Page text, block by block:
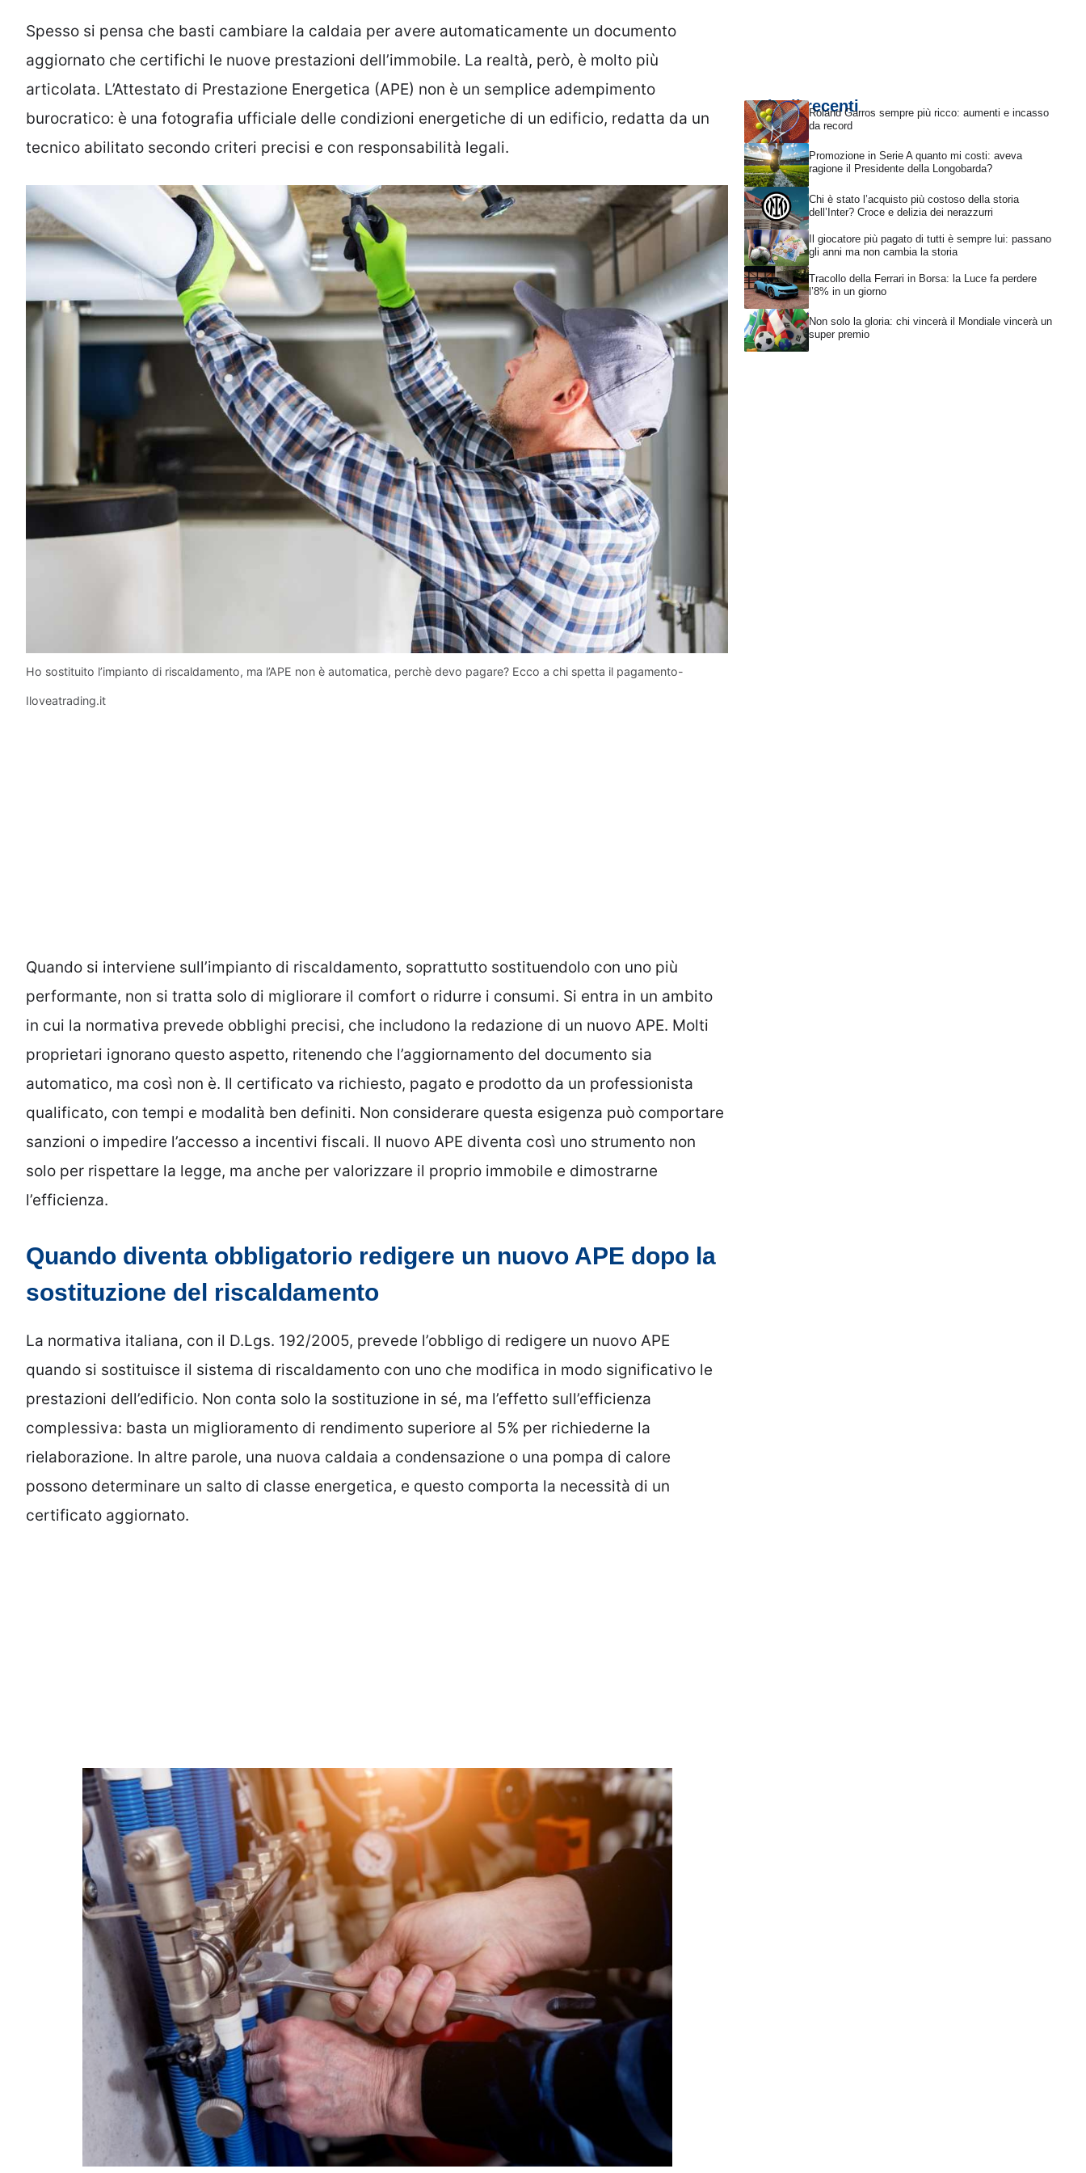
Spesso si pensa che basti cambiare la caldaia per avere automaticamente un documento
aggiornato che certifichi le nuove prestazioni dell’immobile. La realtà, però, è molto più
articolata. L’Attestato di Prestazione Energetica (APE) non è un semplice adempimento
burocratico: è una fotografia ufficiale delle condizioni energetiche di un edificio, redatta da un
tecnico abilitato secondo criteri precisi e con responsabilità legali.
Ho sostituito l’impianto di riscaldamento, ma l’APE non è automatica, perchè devo pagare? Ecco a chi spetta il pagamento-
Iloveatrading.it
Quando si interviene sull’impianto di riscaldamento, soprattutto sostituendolo con uno più
performante, non si tratta solo di migliorare il comfort o ridurre i consumi. Si entra in un ambito
in cui la normativa prevede obblighi precisi, che includono la redazione di un nuovo APE. Molti
proprietari ignorano questo aspetto, ritenendo che l’aggiornamento del documento sia
automatico, ma così non è. Il certificato va richiesto, pagato e prodotto da un professionista
qualificato, con tempi e modalità ben definiti. Non considerare questa esigenza può comportare
sanzioni o impedire l’accesso a incentivi fiscali. Il nuovo APE diventa così uno strumento non
solo per rispettare la legge, ma anche per valorizzare il proprio immobile e dimostrarne
l’efficienza.
Quando diventa obbligatorio redigere un nuovo APE dopo la
sostituzione del riscaldamento
La normativa italiana, con il D.Lgs. 192/2005, prevede l’obbligo di redigere un nuovo APE
quando si sostituisce il sistema di riscaldamento con uno che modifica in modo significativo le
prestazioni dell’edificio. Non conta solo la sostituzione in sé, ma l’effetto sull’efficienza
complessiva: basta un miglioramento di rendimento superiore al 5% per richiederne la
rielaborazione. In altre parole, una nuova caldaia a condensazione o una pompa di calore
possono determinare un salto di classe energetica, e questo comporta la necessità di un
certificato aggiornato.
Articoli recentiRoland Garros sempre più ricco: aumenti e incasso
da record
Promozione in Serie A quanto mi costi: aveva
ragione il Presidente della Longobarda?
Chi è stato l’acquisto più costoso della storia
dell’Inter? Croce e delizia dei nerazzurri
Il giocatore più pagato di tutti è sempre lui: passano
gli anni ma non cambia la storia
Tracollo della Ferrari in Borsa: la Luce fa perdere
l’8% in un giorno
Non solo la gloria: chi vincerà il Mondiale vincerà un
super premio